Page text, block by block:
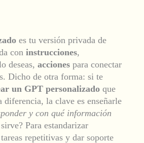
es tu versión privada de
con instrucciones,
deseas, acciones para conectar
Dicho de otra forma: si te
un GPT personalizado que
diferencia, la clave es enseñarle
y con qué información
Para estandarizar
repetitivas y dar soporte